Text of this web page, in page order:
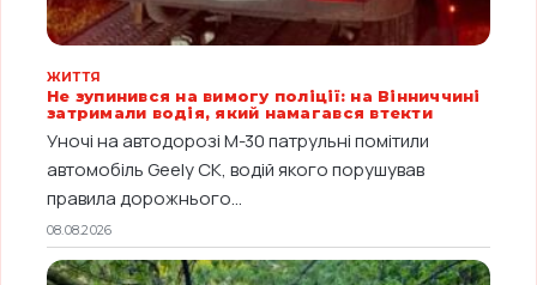
ЖИТТЯ
Не зупинився на вимогу поліції: на Вінниччині
затримали водія, який намагався втекти
Уночі на автодорозі М-30 патрульні помітили
автомобіль Geely CK, водій якого порушував
правила дорожнього...
08.08.2026